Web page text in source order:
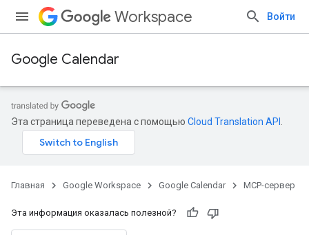
Workspace Войти
Google Calendar
Эта страница переведена с помощью Cloud Translation API
Главная Google Workspace Google Calendar MCP-сервер
Эта информация оказалась полезной?